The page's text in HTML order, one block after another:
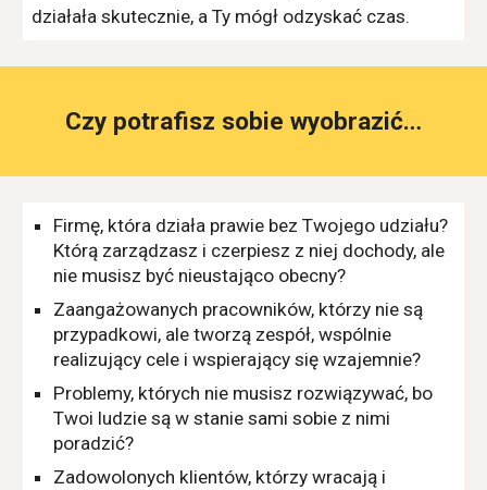
działała skutecznie, a Ty mógł odzyskać czas.
Czy potrafisz sobie wyobrazić…
Firmę, która działa prawie bez Twojego udziału?
Którą zarządzasz i czerpiesz z niej dochody, ale
nie musisz być nieustająco obecny?
Zaangażowanych pracowników, którzy nie są
przypadkowi, ale tworzą zespół, wspólnie
realizujący cele i wspierający się wzajemnie?
Problemy, których nie musisz rozwiązywać, bo
Twoi ludzie są w stanie sami sobie z nimi
poradzić?
Zadowolonych klientów, którzy wracają i